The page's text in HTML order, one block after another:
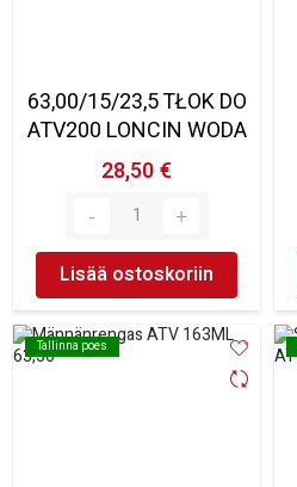
63,00/15/23,5 TŁOK DO
ATV200 LONCIN WODA
28,50 €
Lisää ostoskoriin
Tallinna poes
Tallinna poes